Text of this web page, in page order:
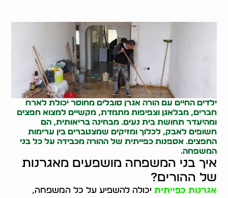
ילדים החיים עם הורה אגרן סובלים מחוסר יכולת לארח
חברים, מבלאגן וצפיפות מתמדת, מקשיים למצוא חפצים
ומהיעדר תחושת בית נעים. מבחינה בריאותית, הם
חשופים לאבק, לכלוך ומזיקים שמצטברים בין ערימות
החפצים. אספנות כפייתית של ההורה מכבידה על כל בני
המשפחה.
איך בני המשפחה מושפעים מאגרנות
של ההורים?
אגרנות כפייתית יכולה להשפיע על כל המשפחה,